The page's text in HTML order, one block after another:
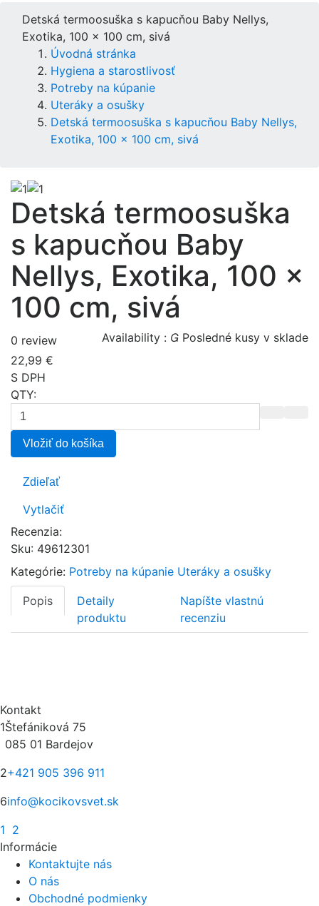
Detská termoosuška s kapucňou Baby Nellys,
Exotika, 100 x 100 cm, sivá
Úvodná stránka
Hygiena a starostlivosť
Potreby na kúpanie
Uteráky a osušky
Detská termoosuška s kapucňou Baby Nellys,
Exotika, 100 x 100 cm, sivá
Detská termoosuška
s kapucňou Baby
Nellys, Exotika, 100 x
100 cm, sivá
0 review Availability :  Posledné kusy v sklade
22,99 €
S DPH
QTY:
Vložiť do košíka
Zdieľať
Vytlačiť
Recenzia:
Sku: 49612301
Kategórie: Potreby na kúpanie Uteráky a osušky
Popis
Detaily
produktu
Napíšte vlastnú
recenziu
Kontakt
1Štefániková 75
085 01 Bardejov
2+421 905 396 911
6info@kocikovsvet.sk
1 2
Informácie
Kontaktujte nás
O nás
Obchodné podmienky